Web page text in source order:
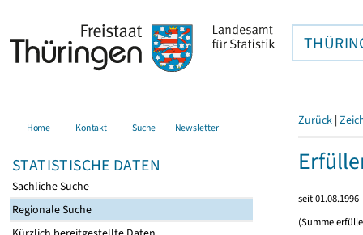
Home Kontakt Suche Newsletter
STATISTISCHE DATEN
Sachliche Suche
Regionale Suche
Zurück |
seit 01.08.1996
(Summe